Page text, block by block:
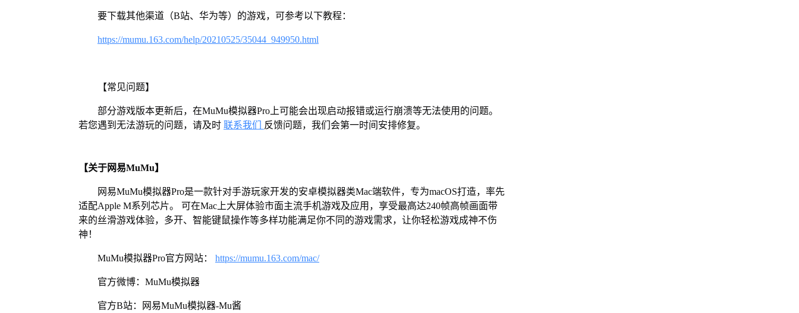
要下载其他渠道（B站、华为等）的游戏，可参考以下教程：
https://mumu.163.com/help/20210525/35044_949950.html
【常见问题】
部分游戏版本更新后，在MuMu模拟器Pro上可能会出现启动报错或运行崩溃等无法使用的问题。
若您遇到无法游玩的问题，请及时 联系我们 反馈问题，我们会第一时间安排修复。
【关于网易MuMu】
网易MuMu模拟器Pro是一款针对手游玩家开发的安卓模拟器类Mac端软件，专为macOS打造，率先
适配Apple M系列芯片。 可在Mac上大屏体验市面主流手机游戏及应用，享受最高达240帧高帧画面带
来的丝滑游戏体验，多开、智能键鼠操作等多样功能满足你不同的游戏需求，让你轻松游戏成神不伤
神！
MuMu模拟器Pro官方网站： https://mumu.163.com/mac/
官方微博：MuMu模拟器
官方B站：网易MuMu模拟器-Mu酱